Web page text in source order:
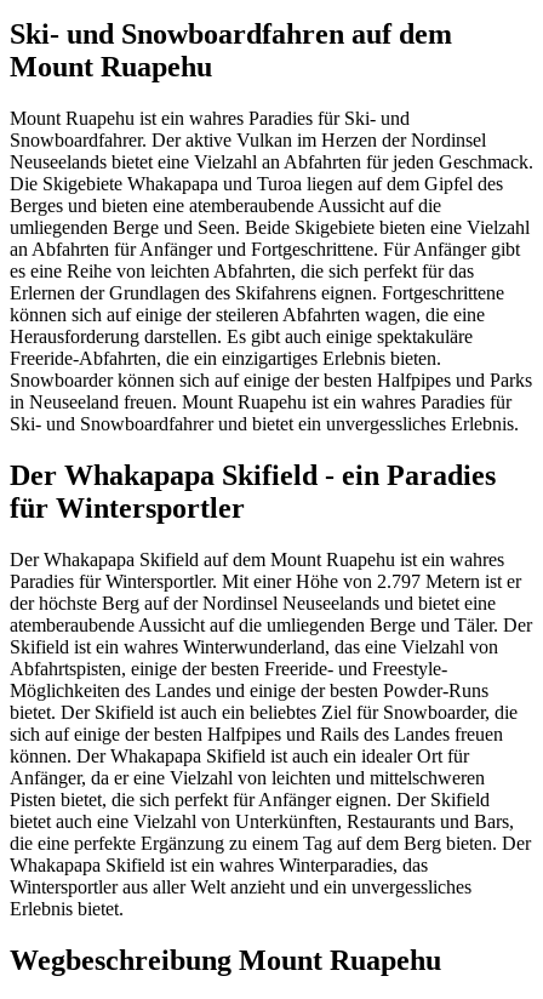
Ski- und Snowboardfahren auf dem
Mount Ruapehu
Mount Ruapehu ist ein wahres Paradies für Ski- und
Snowboardfahrer. Der aktive Vulkan im Herzen der Nordinsel
Neuseelands bietet eine Vielzahl an Abfahrten für jeden Geschmack.
Die Skigebiete Whakapapa und Turoa liegen auf dem Gipfel des
Berges und bieten eine atemberaubende Aussicht auf die
umliegenden Berge und Seen. Beide Skigebiete bieten eine Vielzahl
an Abfahrten für Anfänger und Fortgeschrittene. Für Anfänger gibt
es eine Reihe von leichten Abfahrten, die sich perfekt für das
Erlernen der Grundlagen des Skifahrens eignen. Fortgeschrittene
können sich auf einige der steileren Abfahrten wagen, die eine
Herausforderung darstellen. Es gibt auch einige spektakuläre
Freeride-Abfahrten, die ein einzigartiges Erlebnis bieten.
Snowboarder können sich auf einige der besten Halfpipes und Parks
in Neuseeland freuen. Mount Ruapehu ist ein wahres Paradies für
Ski- und Snowboardfahrer und bietet ein unvergessliches Erlebnis.
Der Whakapapa Skifield - ein Paradies
für Wintersportler
Der Whakapapa Skifield auf dem Mount Ruapehu ist ein wahres
Paradies für Wintersportler. Mit einer Höhe von 2.797 Metern ist er
der höchste Berg auf der Nordinsel Neuseelands und bietet eine
atemberaubende Aussicht auf die umliegenden Berge und Täler. Der
Skifield ist ein wahres Winterwunderland, das eine Vielzahl von
Abfahrtspisten, einige der besten Freeride- und Freestyle-
Möglichkeiten des Landes und einige der besten Powder-Runs
bietet. Der Skifield ist auch ein beliebtes Ziel für Snowboarder, die
sich auf einige der besten Halfpipes und Rails des Landes freuen
können. Der Whakapapa Skifield ist auch ein idealer Ort für
Anfänger, da er eine Vielzahl von leichten und mittelschweren
Pisten bietet, die sich perfekt für Anfänger eignen. Der Skifield
bietet auch eine Vielzahl von Unterkünften, Restaurants und Bars,
die eine perfekte Ergänzung zu einem Tag auf dem Berg bieten. Der
Whakapapa Skifield ist ein wahres Winterparadies, das
Wintersportler aus aller Welt anzieht und ein unvergessliches
Erlebnis bietet.
Wegbeschreibung Mount Ruapehu